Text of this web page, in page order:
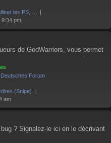
les PS, …
9:34 pm
de GodWarriors, vous permet
Deutsches Forum
(Snipe)
am
? Signalez-le ici en le décrivant